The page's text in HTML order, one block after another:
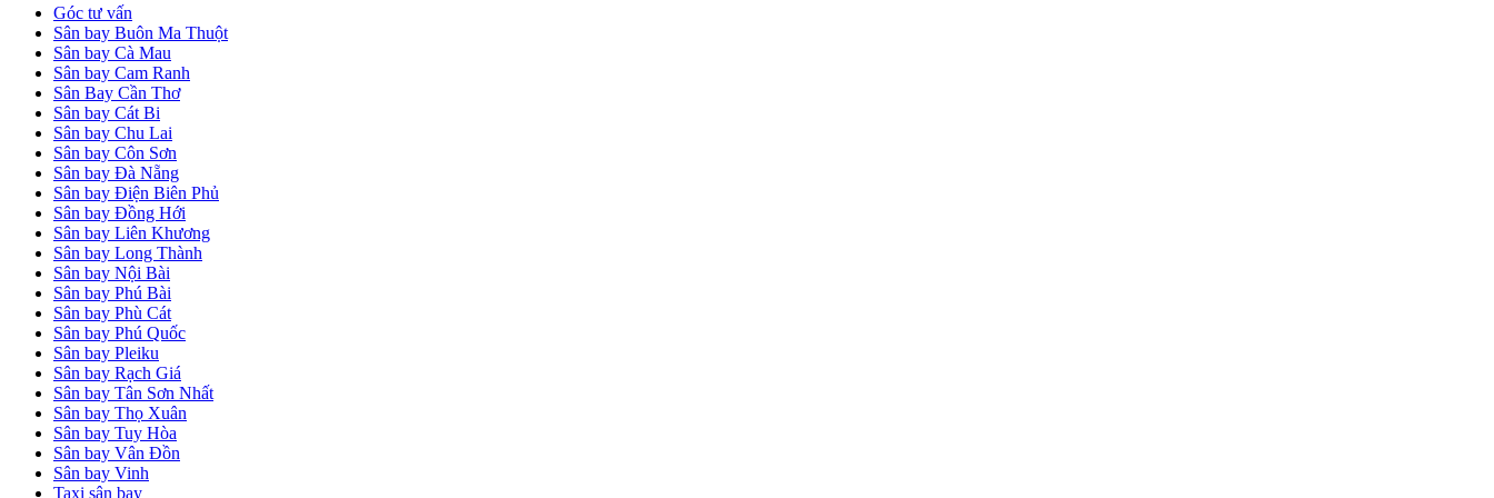
Góc tư vấn
Sân bay Buôn Ma Thuột
Sân bay Cà Mau
Sân bay Cam Ranh
Sân Bay Cần Thơ
Sân bay Cát Bi
Sân bay Chu Lai
Sân bay Côn Sơn
Sân bay Đà Nẵng
Sân bay Điện Biên Phủ
Sân bay Đồng Hới
Sân bay Liên Khương
Sân bay Long Thành
Sân bay Nội Bài
Sân bay Phú Bài
Sân bay Phù Cát
Sân bay Phú Quốc
Sân bay Pleiku
Sân bay Rạch Giá
Sân bay Tân Sơn Nhất
Sân bay Thọ Xuân
Sân bay Tuy Hòa
Sân bay Vân Đồn
Sân bay Vinh
Taxi sân bay